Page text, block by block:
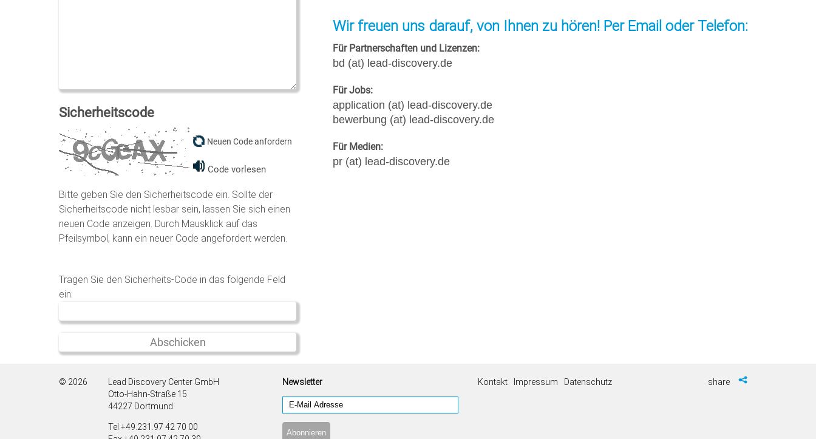
Sicherheitscode
Neuen Code anfordern
Code vorlesen
Bitte geben Sie den Sicherheitscode ein. Sollte der
Sicherheitscode nicht lesbar sein, lassen Sie sich einen
neuen Code anzeigen. Durch Mausklick auf das
Pfeilsymbol, kann ein neuer Code angefordert werden.
Tragen Sie den Sicherheits-Code in das folgende Feld
ein:
Wir freuen uns darauf, von Ihnen zu hören! Per Email oder Telefon:
Für Partnerschaften und Lizenzen:
bd (at) lead-discovery.de
Für Jobs:
application (at) lead-discovery.de
bewerbung (at) lead-discovery.de
Für Medien:
pr (at) lead-discovery.de
© 2026
Lead Discovery Center GmbH
Otto-Hahn-Straße 15
44227 Dortmund
Tel +49.231.97 42 70 00
Newsletter Kontakt Impressum Datenschutz share